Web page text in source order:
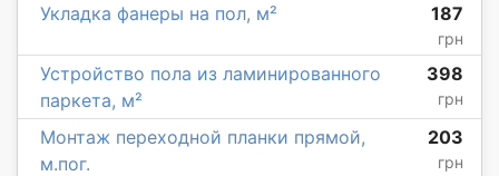
Укладка фанеры на пол, м² 187
грн
Устройство пола из ламинированного
паркета, м²
398
грн
Монтаж переходной планки прямой,
м.пог.
203
грн